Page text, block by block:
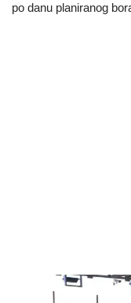
po danu planiranog